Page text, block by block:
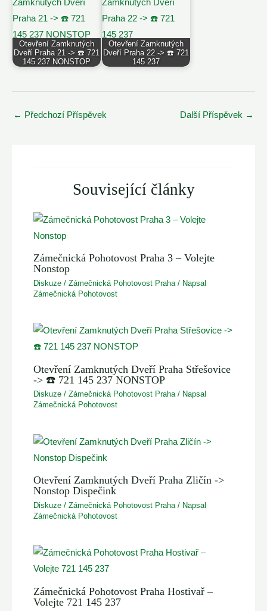
Otevření Zamknutých
Dveří Praha 21 -> ☎️ 721
145 237 NONSTOP
Otevření Zamknutých
Dveří Praha 22 -> ☎️ 721
145 237
Post
← Předchozí Příspěvek Další Příspěvek →
Související články
Zámečnická Pohotovost Praha 3 – Volejte
Nonstop
Diskuze /Zámečnická Pohotovost Praha / Napsal
Zámečnická Pohotovost
Otevření Zamknutých Dveří Praha Střešovice
-> ☎️ 721 145 237 NONSTOP
Diskuze /Zámečnická Pohotovost Praha/ Napsal
Zámečnická Pohotovost
Otevření Zamknutých Dveří Praha Zličín ->
Nonstop Dispečink
Diskuze /Zámečnická Pohotovost Praha / Napsal
Zámečnická Pohotovost
Zámečnická Pohotovost Praha Hostivař –
Volejte 721 145 237